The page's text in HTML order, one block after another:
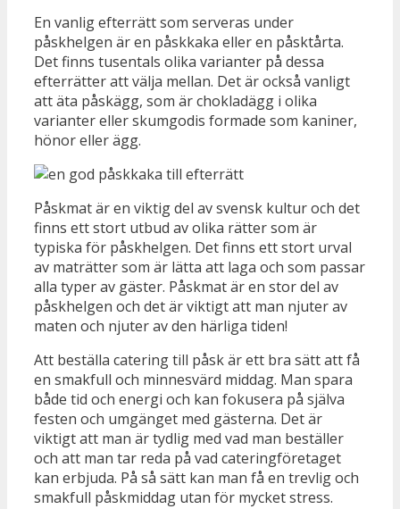
En vanlig efterrätt som serveras under
påskhelgen är en påskkaka eller en påsktårta.
Det finns tusentals olika varianter på dessa
efterrätter att välja mellan. Det är också vanligt
att äta påskägg, som är chokladägg i olika
varianter eller skumgodis formade som kaniner,
hönor eller ägg.
Påskmat är en viktig del av svensk kultur och det
finns ett stort utbud av olika rätter som är
typiska för påskhelgen. Det finns ett stort urval
av maträtter som är lätta att laga och som passar
alla typer av gäster. Påskmat är en stor del av
påskhelgen och det är viktigt att man njuter av
maten och njuter av den härliga tiden!
Att beställa catering till påsk är ett bra sätt att få
en smakfull och minnesvärd middag. Man spara
både tid och energi och kan fokusera på själva
festen och umgänget med gästerna. Det är
viktigt att man är tydlig med vad man beställer
och att man tar reda på vad cateringföretaget
kan erbjuda. På så sätt kan man få en trevlig och
smakfull påskmiddag utan för mycket stress.